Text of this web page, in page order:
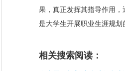
果，真正发挥其指导作用
是大学生开展职业生涯规
相关搜索阅读：